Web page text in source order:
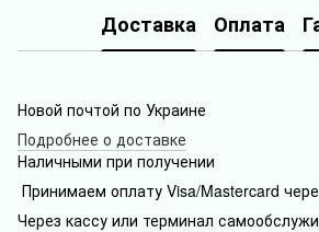
Доставка Оплата
Новой почтой по Украине
Подробнее о доставке
Наличными при получении
Принимаем оплату Visa/Mastercard
Через кассу или терминал